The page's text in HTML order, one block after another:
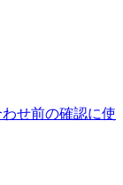
せ前の確認に使